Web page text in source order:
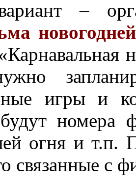
–
игры и
номера
огня и т.п.
связанные с